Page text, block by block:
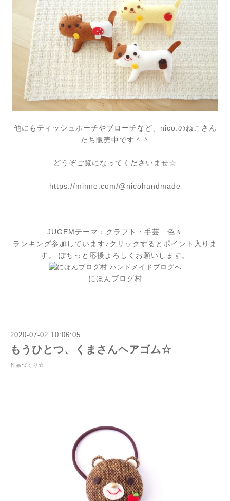
他にもティッシュポーチやブローチなど、nico.のねこさん
たち販売中です＾＾
どうぞご覧になってくださいませ☆
https://minne.com/@nicohandmade
JUGEMテーマ： クラフト・手芸 色々
ランキング参加しています♪クリックするとポイント入りま
す。 ぽちっと応援よろしくお願いします。
にほんブログ村
2020-07-02 10:06:05
もうひとつ、くまさんヘアゴム☆
作品づくり☆